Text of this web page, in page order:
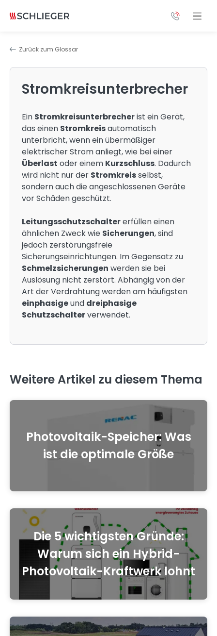
Zurück zum Glossar
Stromkreisunterbrecher
Ein Stromkreisunterbrecherist ein Gerät,
das einen Stromkreisautomatisch
unterbricht, wenn ein übermäßiger
elektrischer Strom anliegt, wie bei einer
Überlast oder einem Kurzschluss. Dadurch
wird nicht nur der Stromkreisselbst,
sondern auch die angeschlossenen Geräte
vor Schäden geschützt.
Leitungsschutzschaltererfüllen einen
ähnlichen Zweck wie Sicherungen, sind
jedoch zerstörungsfreie
Sicherungseinrichtungen. Im Gegensatz zu
Schmelzsicherungen werden sie bei
Auslösung nicht zerstört. Abhängig von der
Art der Verdrahtung werden am häufigsten
einphasigeund dreiphasige
Schutzschalterverwendet.
Weitere Artikel zu diesem Thema
Photovoltaik-Speicher: Was
ist die optimale Größe
Die 5 wichtigsten Gründe:
Warum sich ein Hybrid-
Photovoltaik-Kraftwerk lohnt